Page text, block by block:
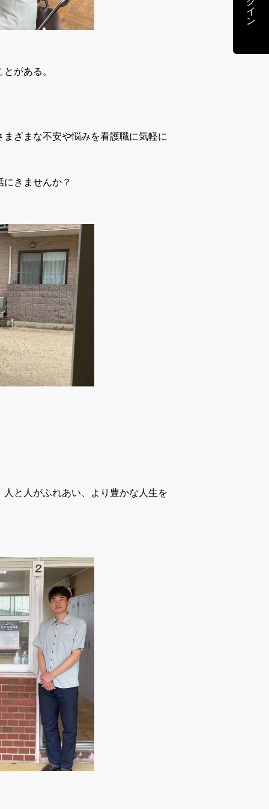
がある。
ざまな不安や悩みを看護職に気軽に
きませんか？
と人がふれあい、より豊かな人生を